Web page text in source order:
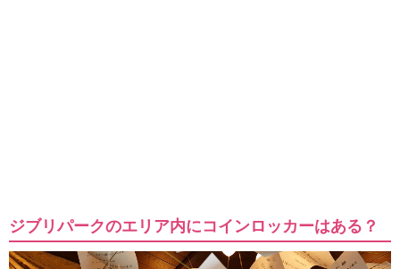
ジブリパークのエリア内にコインロッカーはある？